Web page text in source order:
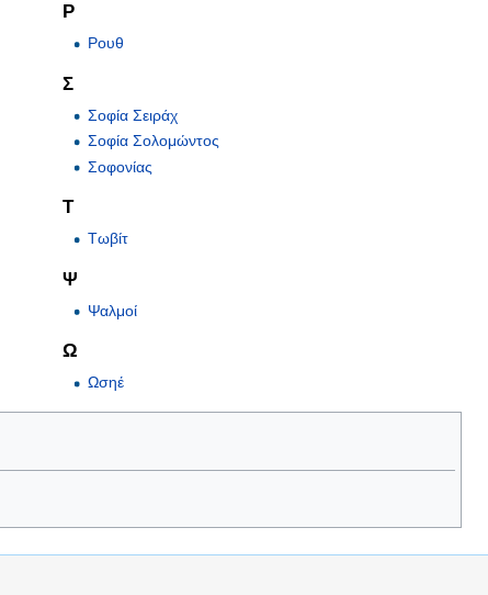
Ρ
Ρουθ
Σ
Σοφία Σειράχ
Σοφία Σολομώντος
Σοφονίας
Τ
Τωβίτ
Ψ
Ψαλμοί
Ω
Ωσηέ